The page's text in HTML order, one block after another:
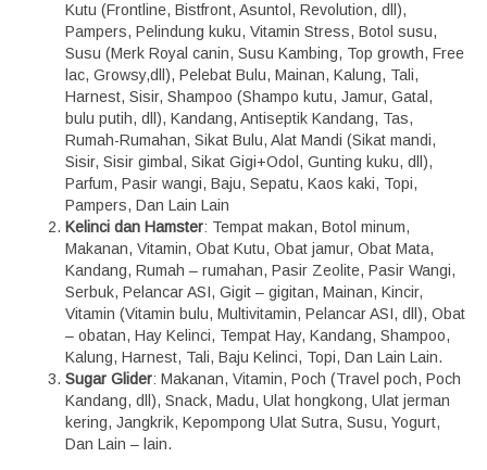
Kutu (Frontline, Bistfront, Asuntol, Revolution, dll),
Pampers, Pelindung kuku, Vitamin Stress, Botol susu,
Susu (Merk Royal canin, Susu Kambing, Top growth, Free
lac, Growsy,dll), Pelebat Bulu, Mainan, Kalung, Tali,
Harnest, Sisir, Shampoo (Shampo kutu, Jamur, Gatal,
bulu putih, dll), Kandang, Antiseptik Kandang, Tas,
Rumah-Rumahan, Sikat Bulu, Alat Mandi (Sikat mandi,
Sisir, Sisir gimbal, Sikat Gigi+Odol, Gunting kuku, dll),
Parfum, Pasir wangi, Baju, Sepatu, Kaos kaki, Topi,
Pampers, Dan Lain Lain
Kelinci dan Hamster: Tempat makan, Botol minum,
Makanan, Vitamin, Obat Kutu, Obat jamur, Obat Mata,
Kandang, Rumah – rumahan, Pasir Zeolite, Pasir Wangi,
Serbuk, Pelancar ASI, Gigit – gigitan, Mainan, Kincir,
Vitamin (Vitamin bulu, Multivitamin, Pelancar ASI, dll), Obat
– obatan, Hay Kelinci, Tempat Hay, Kandang, Shampoo,
Kalung, Harnest, Tali, Baju Kelinci, Topi, Dan Lain Lain.
Sugar Glider: Makanan, Vitamin, Poch (Travel poch, Poch
Kandang, dll), Snack, Madu, Ulat hongkong, Ulat jerman
kering, Jangkrik, Kepompong Ulat Sutra, Susu, Yogurt,
Dan Lain – lain.